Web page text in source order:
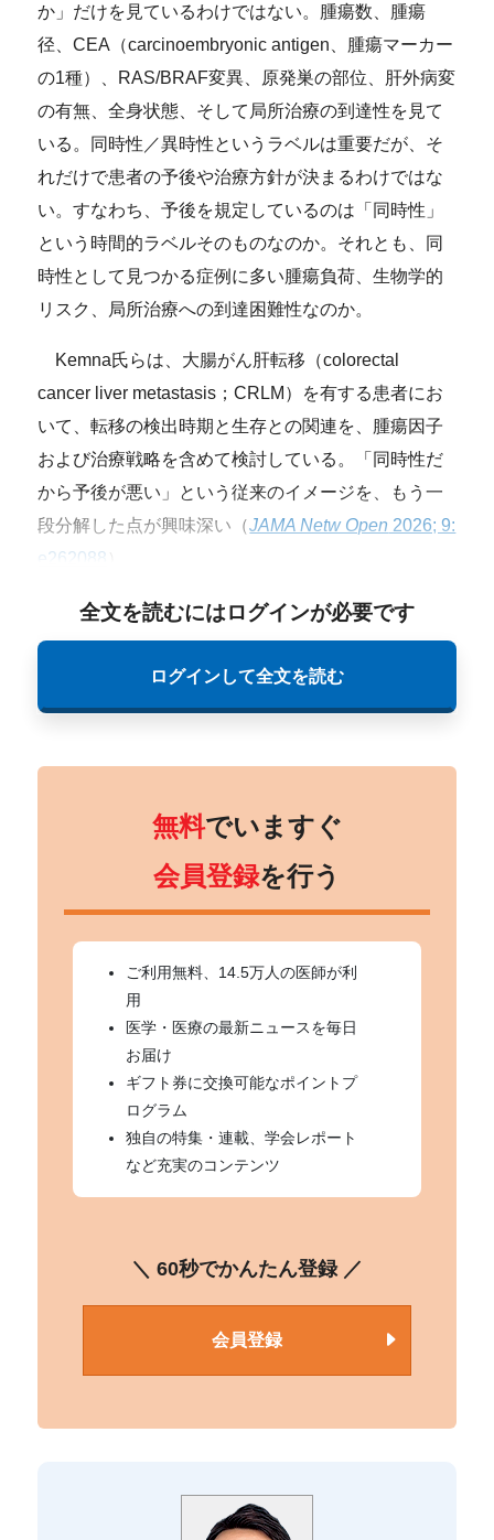
か」だけを見ているわけではない。腫瘍数、腫瘍
径、CEA（carcinoembryonic antigen、腫瘍マーカー
の1種）、RAS/BRAF変異、原発巣の部位、肝外病変
の有無、全身状態、そして局所治療の到達性を見て
いる。同時性／異時性というラベルは重要だが、そ
れだけで患者の予後や治療方針が決まるわけではな
い。すなわち、予後を規定しているのは「同時性」
という時間的ラベルそのものなのか。それとも、同
時性として見つかる症例に多い腫瘍負荷、生物学的
リスク、局所治療への到達困難性なのか。
Kemna氏らは、大腸がん肝転移（colorectal
cancer liver metastasis；CRLM）を有する患者にお
いて、転移の検出時期と生存との関連を、腫瘍因子
および治療戦略を含めて検討している。「同時性だ
から予後が悪い」という従来のイメージを、もう一
段分解した点が興味深い（JAMA Netw Open 2026; 9:
e262088
全文を読むにはログインが必要です
ログインして全文を読む
無料でいますぐ
会員登録を行う
ご利用無料、14.5万人の医師が利
用
医学・医療の最新ニュースを毎日
お届け
ギフト券に交換可能なポイントプ
ログラム
独自の特集・連載、学会レポート
など充実のコンテンツ
＼ 60秒でかんたん登録 ／
会員登録